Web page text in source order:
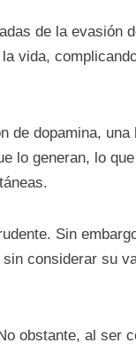
de la evasión
vida,
de dopamina,
lo generan, lo
Sin
considerar su
obstante, al ser